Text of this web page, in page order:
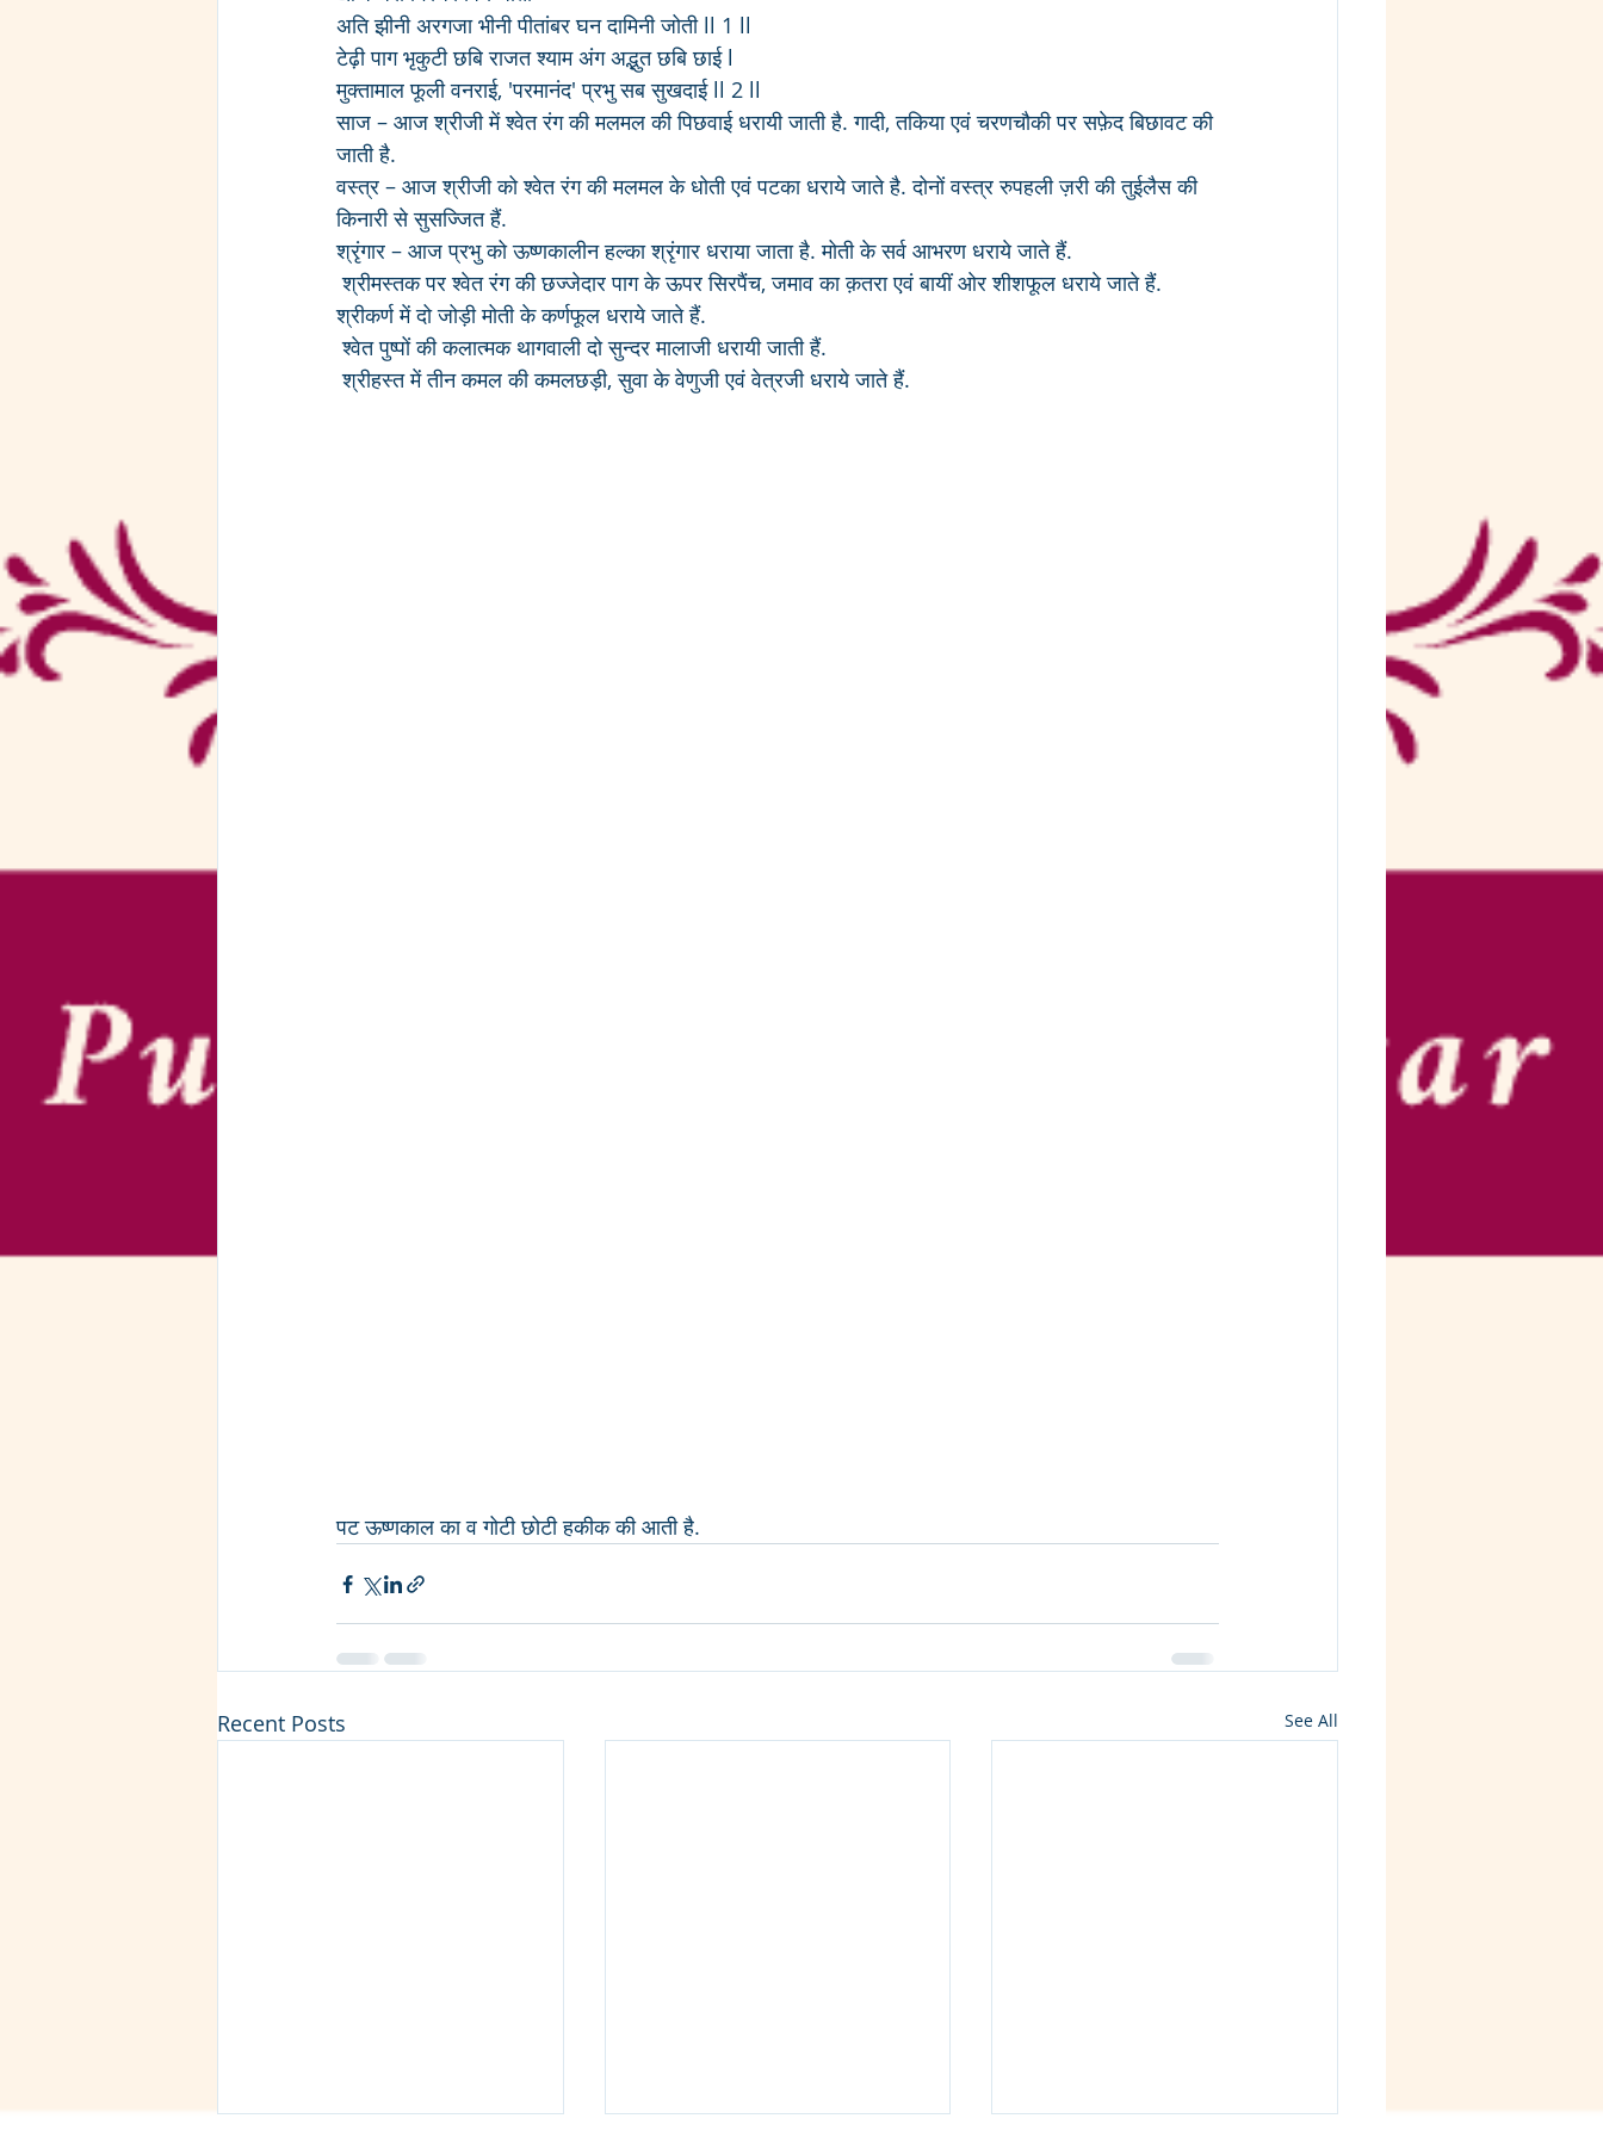
अति झीनी अरगजा भीनी पीतांबर घन दामिनी जोती ll 1 ll
टेढ़ी पाग भृकुटी छबि राजत श्याम अंग अद्भुत छबि छाई l
मुक्तामाल फूली वनराई, 'परमानंद' प्रभु सब सुखदाई ll 2 ll
साज – आज श्रीजी में श्वेत रंग की मलमल की पिछवाई धरायी जाती है. गादी, तकिया एवं चरणचौकी पर सफ़ेद बिछावट की
जाती है.
वस्त्र – आज श्रीजी को श्वेत रंग की मलमल के धोती एवं पटका धराये जाते है. दोनों वस्त्र रुपहली ज़री की तुईलैस की
किनारी से सुसज्जित हैं.
श्रृंगार – आज प्रभु को ऊष्णकालीन हल्का श्रृंगार धराया जाता है. मोती के सर्व आभरण धराये जाते हैं.
श्रीमस्तक पर श्वेत रंग की छज्जेदार पाग के ऊपर सिरपैंच, जमाव का क़तरा एवं बायीं ओर शीशफूल धराये जाते हैं.
श्रीकर्ण में दो जोड़ी मोती के कर्णफूल धराये जाते हैं.
श्वेत पुष्पों की कलात्मक थागवाली दो सुन्दर मालाजी धरायी जाती हैं.
श्रीहस्त में तीन कमल की कमलछड़ी, सुवा के वेणुजी एवं वेत्रजी धराये जाते हैं.
पट ऊष्णकाल का व गोटी छोटी हकीक की आती है.
Recent Posts See All